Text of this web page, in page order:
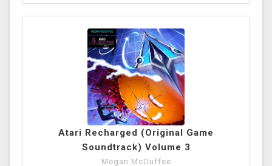
Atari Recharged (Original Game
Soundtrack) Volume 3
Megan McDuffee